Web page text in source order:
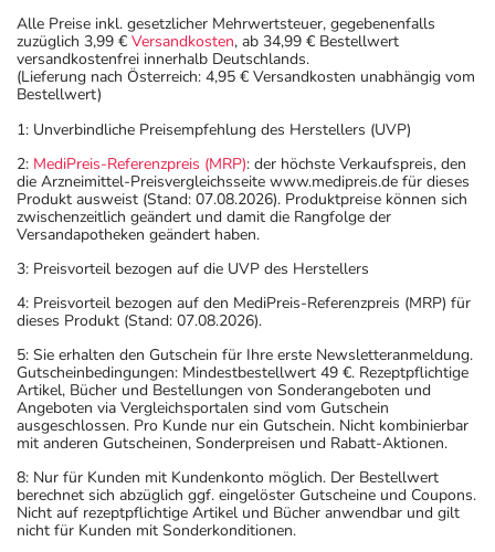
Alle Preise inkl. gesetzlicher Mehrwertsteuer, gegebenenfalls
zuzüglich 3,99 € Versandkosten, ab 34,99 € Bestellwert
versandkostenfrei innerhalb Deutschlands.
(Lieferung nach Österreich: 4,95 € Versandkosten unabhängig vom
Bestellwert)
1: Unverbindliche Preisempfehlung des Herstellers (UVP)
2: MediPreis-Referenzpreis (MRP): der höchste Verkaufspreis, den
die Arzneimittel-Preisvergleichsseite www.medipreis.de für dieses
Produkt ausweist (Stand: 07.08.2026). Produktpreise können sich
zwischenzeitlich geändert und damit die Rangfolge der
Versandapotheken geändert haben.
3: Preisvorteil bezogen auf die UVP des Herstellers
4: Preisvorteil bezogen auf den MediPreis-Referenzpreis (MRP) für
dieses Produkt (Stand: 07.08.2026).
5: Sie erhalten den Gutschein für Ihre erste Newsletteranmeldung.
Gutscheinbedingungen: Mindestbestellwert 49 €. Rezeptpflichtige
Artikel, Bücher und Bestellungen von Sonderangeboten und
Angeboten via Vergleichsportalen sind vom Gutschein
ausgeschlossen. Pro Kunde nur ein Gutschein. Nicht kombinierbar
mit anderen Gutscheinen, Sonderpreisen und Rabatt-Aktionen.
8: Nur für Kunden mit Kundenkonto möglich. Der Bestellwert
berechnet sich abzüglich ggf. eingelöster Gutscheine und Coupons.
Nicht auf rezeptpflichtige Artikel und Bücher anwendbar und gilt
nicht für Kunden mit Sonderkonditionen.